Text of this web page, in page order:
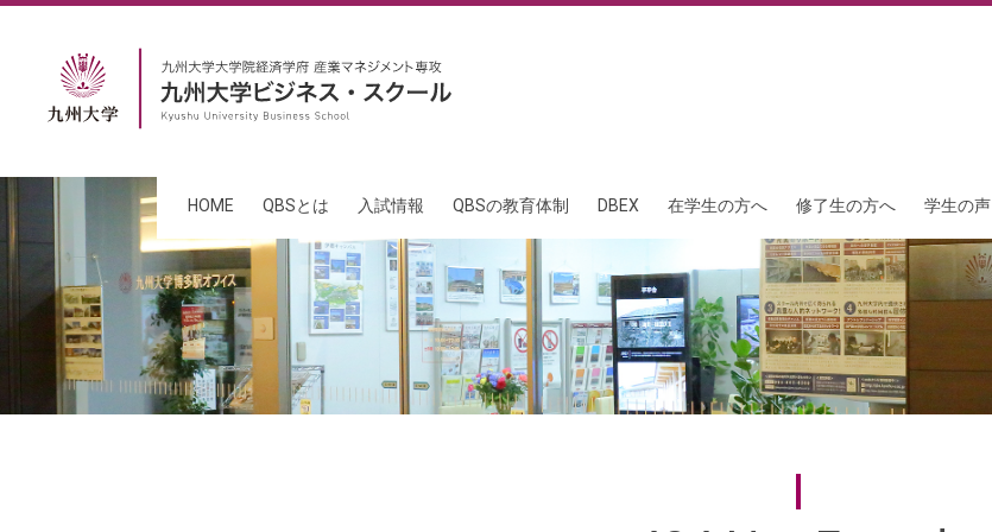
HOME QBSとは 入試情報 QBSの教育体制 DBEX 在学生の方へ 修了生の方へ 学生の声